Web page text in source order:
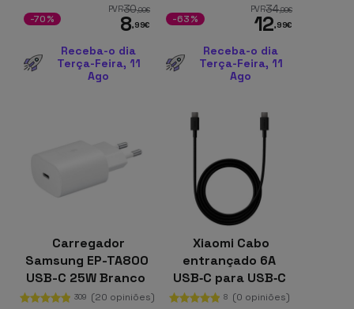
PVR30,00€
8,99€
-70%
Receba-o dia
Terça-Feira, 11
Ago
PVR34,99€
12,99€
-63%
Receba-o dia
Terça-Feira, 11
Ago
Carregador
Samsung EP-TA800
USB-C 25W Branco
309 (20 opiniões)
Xiaomi Cabo
entrançado 6A
USB‑C para USB‑C
USB4 240 W 1 m
8 (0 opiniões)